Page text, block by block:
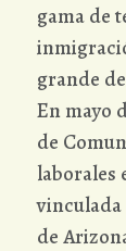
gama de
grande
En mayo
de
laborales
vinculada
de